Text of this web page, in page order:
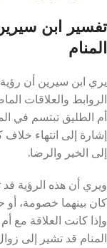
تفسير ابن
المنام
يري ابن سيرين أن
الروابط والعلاقات
أم الطليق تبتسم في
إشارة إلى انتهاء خلاف
إلى الخير والرضا.
ويري أن هذه الرؤية
كان بينهما خصومة،
وإذا كانت العلاقة مع
المنام قد تشير إلى